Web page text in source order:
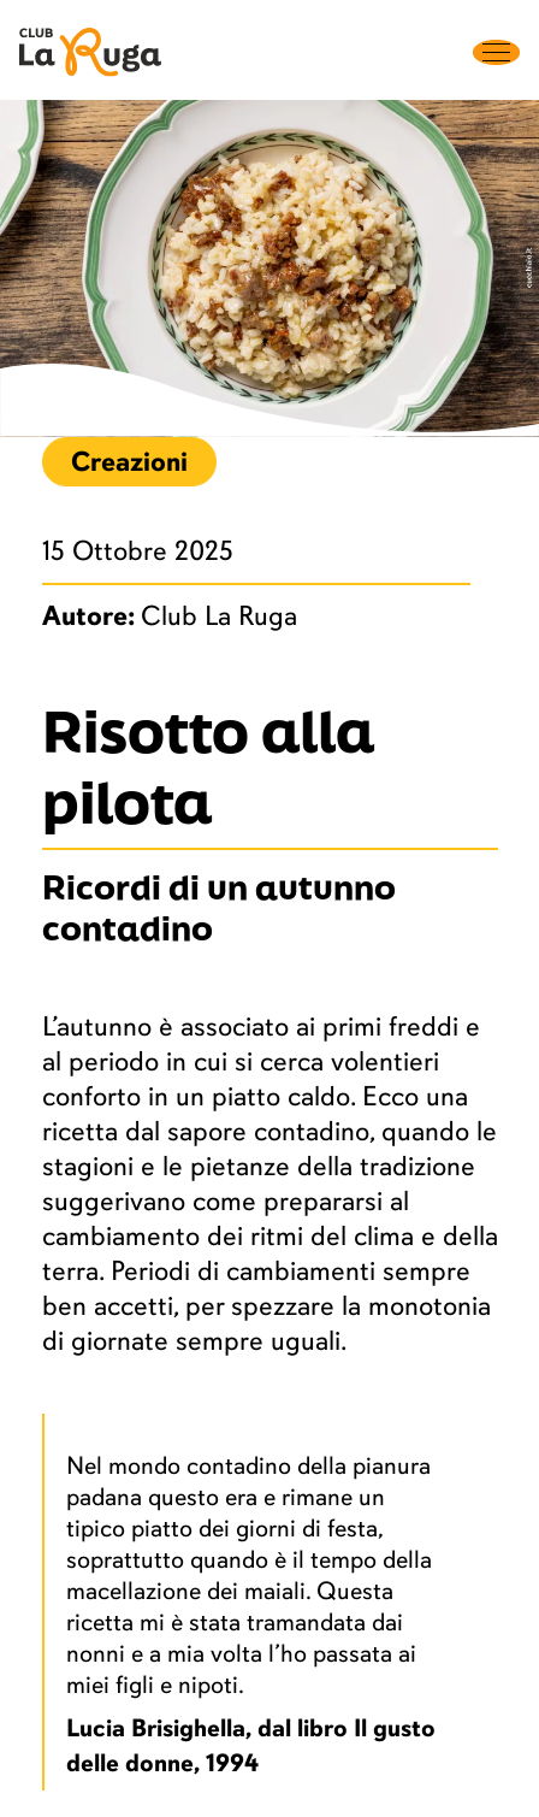
Creazioni
15 Ottobre 2025
Autore: Club La Ruga
Risotto alla
pilota
Ricordi di un autunno
contadino
L’autunno è associato ai primi freddi e
al periodo in cui si cerca volentieri
conforto in un piatto caldo. Ecco una
ricetta dal sapore contadino, quando le
stagioni e le pietanze della tradizione
suggerivano come prepararsi al
cambiamento dei ritmi del clima e della
terra. Periodi di cambiamenti sempre
ben accetti, per spezzare la monotonia
di giornate sempre uguali.
Nel mondo contadino della pianura
padana questo era e rimane un
tipico piatto dei giorni di festa,
soprattutto quando è il tempo della
macellazione dei maiali. Questa
ricetta mi è stata tramandata dai
nonni e a mia volta l’ho passata ai
miei figli e nipoti.
Lucia Brisighella, dal libro Il gusto
delle donne, 1994